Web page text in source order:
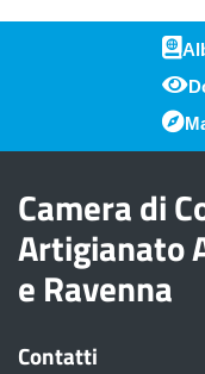
Piè
Camera di
Artigianato
e Ravenna
Contatti